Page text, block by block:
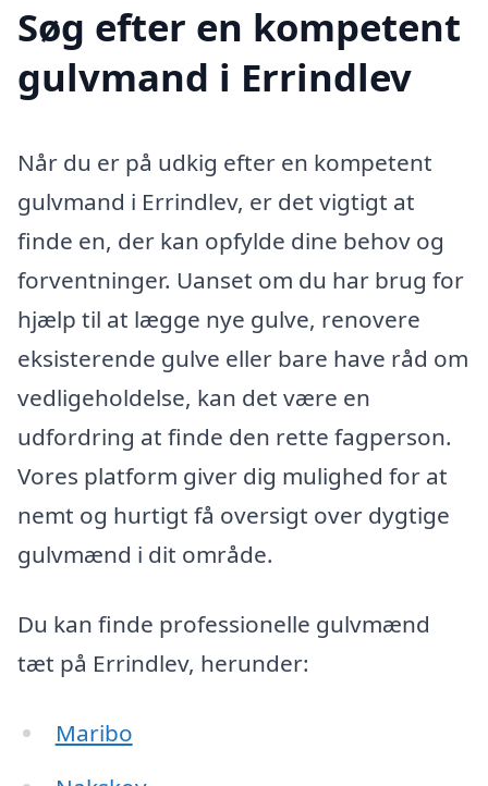
Søg efter en kompetent
gulvmand i Errindlev
Når du er på udkig efter en kompetent
gulvmand i Errindlev, er det vigtigt at
finde en, der kan opfylde dine behov og
forventninger. Uanset om du har brug for
hjælp til at lægge nye gulve, renovere
eksisterende gulve eller bare have råd om
vedligeholdelse, kan det være en
udfordring at finde den rette fagperson.
Vores platform giver dig mulighed for at
nemt og hurtigt få oversigt over dygtige
gulvmænd i dit område.
Du kan finde professionelle gulvmænd
tæt på Errindlev, herunder:
Maribo